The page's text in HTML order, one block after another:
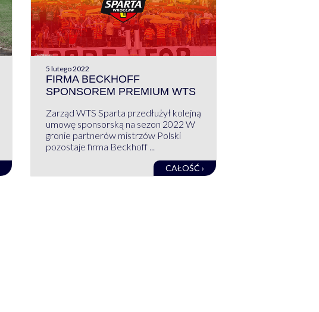
5 lutego 2022
FIRMA BECKHOFF
SPONSOREM PREMIUM WTS
Zarząd WTS Sparta przedłużył kolejną
umowę sponsorską na sezon 2022 W
gronie partnerów mistrzów Polski
pozostaje firma Beckhoff ...
CAŁOŚĆ ›